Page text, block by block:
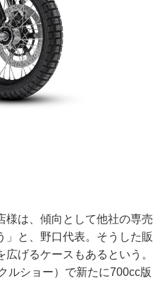
様は、傾向として他社の専売
」と、野口代表。そうした販
げるケースもあるという。
ルショー）で新たに700cc版